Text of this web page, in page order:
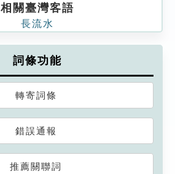
相關臺灣客語
長流水
詞條功能
轉寄詞條
錯誤通報
推薦關聯詞